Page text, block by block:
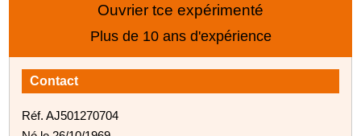
Ouvrier tce expérimenté
Plus de 10 ans d'expérience
Contact
Réf. AJ501270704